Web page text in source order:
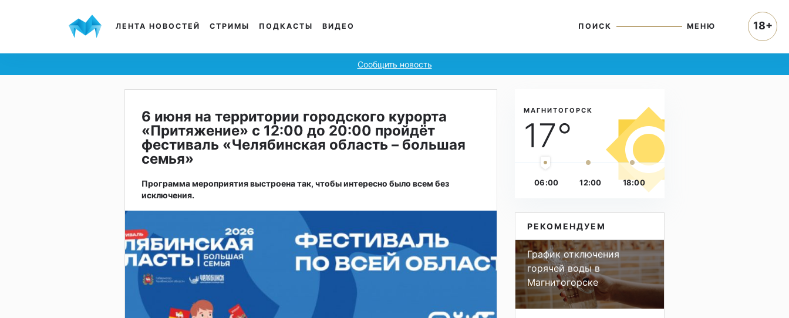
ЛЕНТА НОВОСТЕЙ СТРИМЫ ПОДКАСТЫ ВИДЕО ПОИСК МЕНЮ
Сообщить новость
6 июня на территории городского курорта
«Притяжение» с 12:00 до 20:00 пройдёт
фестиваль «Челябинская область – большая
семья»
Программа мероприятия выстроена так, чтобы интересно было всем без
исключения.
МАГНИТОГОРСК
17°
06:00 12:00 18:00
РЕКОМЕНДУЕМ
График отключения
горячей воды в
Магнитогорске
18+